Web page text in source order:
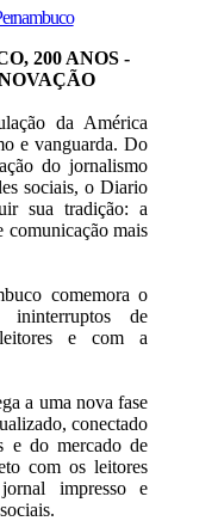
200 ANOS -
da América
e vanguarda. Do
do jornalismo
sociais, o Diario
sua tradição: a
comunicação mais
comemora o
ininterruptos de
e com a
a uma nova fase
conectado
e do mercado de
com os leitores
impresso e